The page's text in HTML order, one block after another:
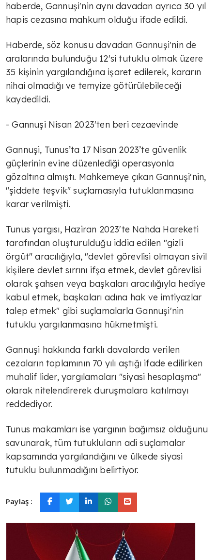
haberde, Gannuşi'nin aynı davadan ayrıca 30 yıl
hapis cezasına mahkum olduğu ifade edildi.
Haberde, söz konusu davadan Gannuşi'nin de
aralarında bulunduğu 12'si tutuklu olmak üzere
35 kişinin yargılandığına işaret edilerek, kararın
nihai olmadığı ve temyize götürülebileceği
kaydedildi.
- Gannuşi Nisan 2023'ten beri cezaevinde
Gannuşi, Tunus’ta 17 Nisan 2023’te güvenlik
güçlerinin evine düzenlediği operasyonla
gözaltına almıştı. Mahkemeye çıkan Gannuşi'nin,
"şiddete teşvik" suçlamasıyla tutuklanmasına
karar verilmişti.
Tunus yargısı, Haziran 2023'te Nahda Hareketi
tarafından oluşturulduğu iddia edilen "gizli
örgüt" aracılığıyla, "devlet görevlisi olmayan sivil
kişilere devlet sırrını ifşa etmek, devlet görevlisi
olarak şahsen veya başkaları aracılığıyla hediye
kabul etmek, başkaları adına hak ve imtiyazlar
talep etmek" gibi suçlamalarla Gannuşi'nin
tutuklu yargılanmasına hükmetmişti.
Gannuşi hakkında farklı davalarda verilen
cezaların toplamının 70 yılı aştığı ifade edilirken
muhalif lider, yargılamaları "siyasi hesaplaşma"
olarak nitelendirerek duruşmalara katılmayı
reddediyor.
Tunus makamları ise yargının bağımsız olduğunu
savunarak, tüm tutukluların adi suçlamalar
kapsamında yargılandığını ve ülkede siyasi
tutuklu bulunmadığını belirtiyor.
Paylaş :